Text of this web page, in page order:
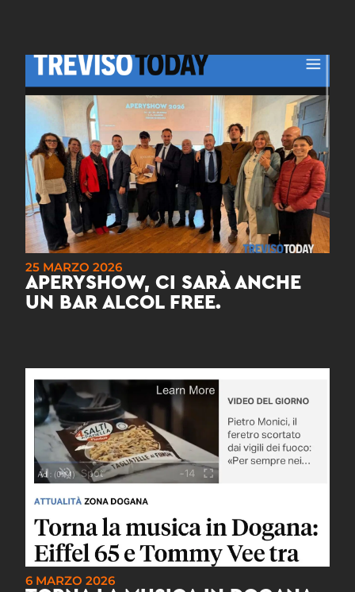
25 MARZO 2026
APERYSHOW, CI SARÀ ANCHE
UN BAR ALCOL FREE.
6 MARZO 2026